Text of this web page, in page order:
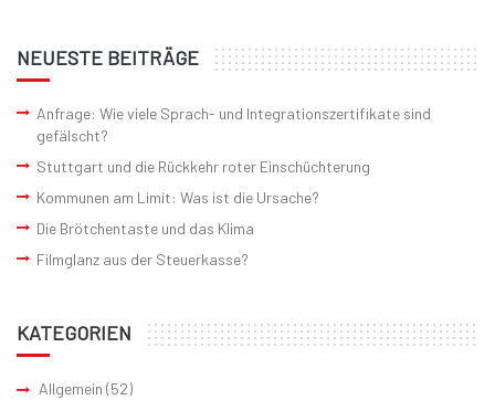
NEUESTE BEITRÄGE
Anfrage: Wie viele Sprach- und Integrationszertifikate sind
gefälscht?
Stuttgart und die Rückkehr roter Einschüchterung
Kommunen am Limit: Was ist die Ursache?
Die Brötchentaste und das Klima
Filmglanz aus der Steuerkasse?
KATEGORIEN
Allgemein (52)